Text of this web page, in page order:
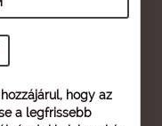
hogy az
a legfrissebb